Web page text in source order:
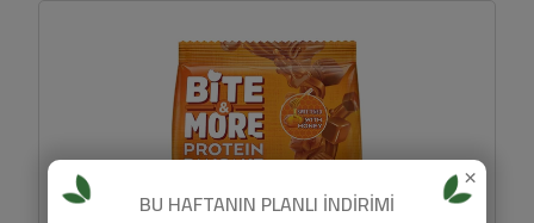
×
BU HAFTANIN PLANLI İNDİRİMİ